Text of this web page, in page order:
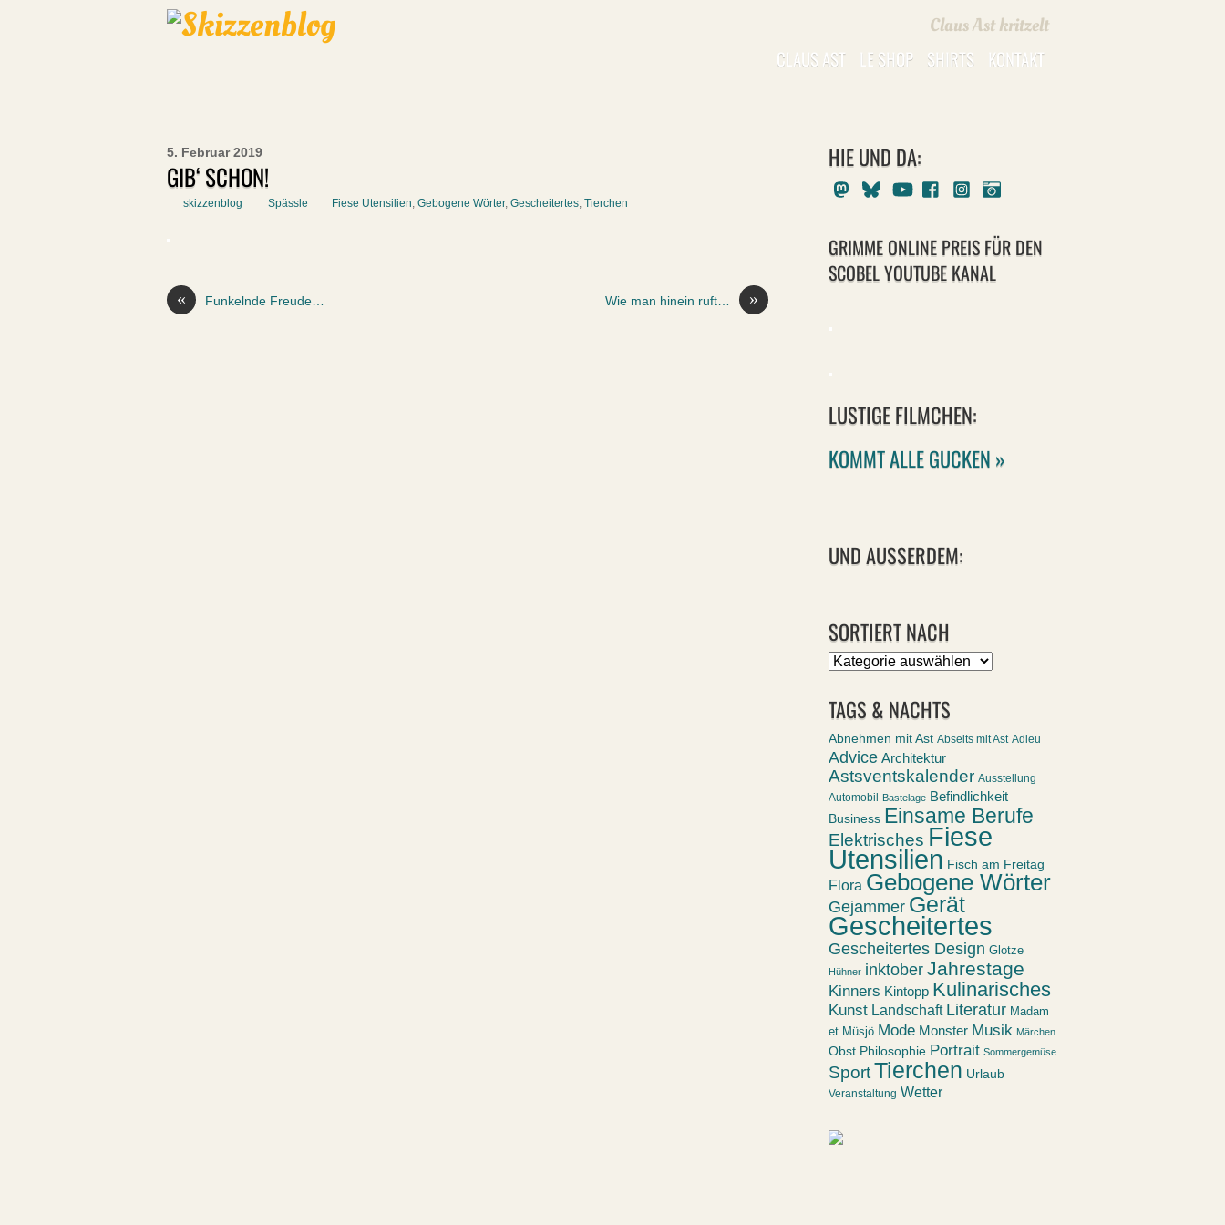
Claus Ast kritzelt
CLAUS AST LE SHOP SHIRTS KONTAKT
5. Februar 2019
GIB‘ SCHON!
skizzenblog Spässle Fiese Utensilien, Gebogene Wörter, Gescheitertes, Tierchen
« Funkelnde Freude… »
Wie man hinein ruft…
HIE UND DA:
MastodonBlueskyYoutubeFacebookInstagram
GRIMME ONLINE PREIS FÜR DEN
SCOBEL YOUTUBE KANAL
LUSTIGE FILMCHEN:
KOMMT ALLE GUCKEN »
UND AUSSERDEM:
SORTIERT NACH
Sortiert
TAGS & NACHTS
Abnehmen mit Ast Abseits mit Ast Adieu
Advice Architektur
Astsventskalender Ausstellung
Automobil Bastelage Befindlichkeit
Business Einsame Berufe
Elektrisches Fiese
Utensilien Fisch am Freitag
Flora Gebogene Wörter
Gejammer Gerät
Gescheitertes
Gescheitertes Design Glotze
Hühner inktober Jahrestage
Kinners Kintopp Kulinarisches
Kunst Landschaft Literatur Madam
et Müsjö Mode Monster Musik Märchen
Obst Philosophie Portrait Sommergemüse
SportTierchen Urlaub
Veranstaltung Wetter